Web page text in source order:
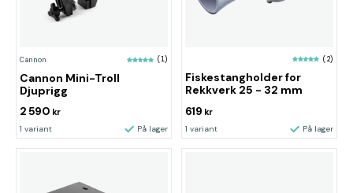
Cannon (1)
Cannon Mini-Troll
Djuprigg
2 590 kr
1 variant På lager
(2)
Fiskestangholder for
Rekkverk 25 - 32 mm
619 kr
1 variant På lager